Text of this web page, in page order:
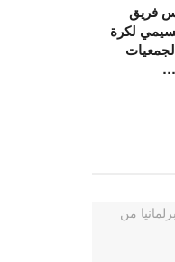
فريق
لكرة
…